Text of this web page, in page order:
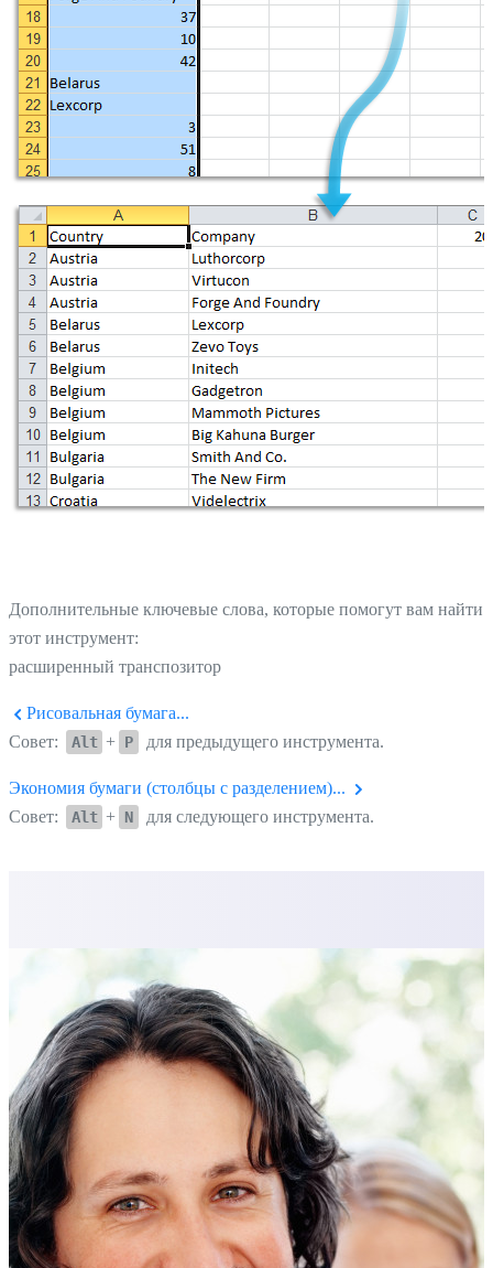
Дополнительные ключевые слова, которые помогут вам найти
этот инструмент:
расширенный транспозитор
Рисовальная бумага...
Совет:
Alt + P для предыдущего инструмента.
Экономия бумаги (столбцы с разделением)...
Совет:
Alt + N для следующего инструмента.